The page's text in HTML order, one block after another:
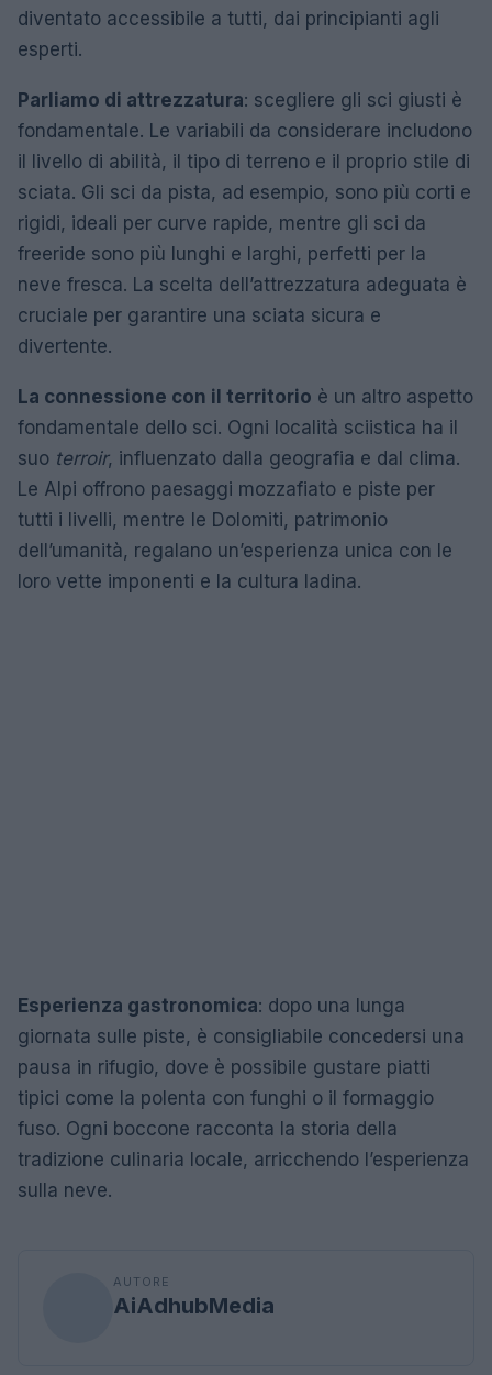
diventato accessibile a tutti, dai principianti agli
esperti.
Parliamo di attrezzatura: scegliere gli sci giusti è
fondamentale. Le variabili da considerare includono
il livello di abilità, il tipo di terreno e il proprio stile di
sciata. Gli sci da pista, ad esempio, sono più corti e
rigidi, ideali per curve rapide, mentre gli sci da
freeride sono più lunghi e larghi, perfetti per la
neve fresca. La scelta dell’attrezzatura adeguata è
cruciale per garantire una sciata sicura e
divertente.
La connessione con il territorio è un altro aspetto
fondamentale dello sci. Ogni località sciistica ha il
suo terroir, influenzato dalla geografia e dal clima.
Le Alpi offrono paesaggi mozzafiato e piste per
tutti i livelli, mentre le Dolomiti, patrimonio
dell’umanità, regalano un’esperienza unica con le
loro vette imponenti e la cultura ladina.
Esperienza gastronomica: dopo una lunga
giornata sulle piste, è consigliabile concedersi una
pausa in rifugio, dove è possibile gustare piatti
tipici come la polenta con funghi o il formaggio
fuso. Ogni boccone racconta la storia della
tradizione culinaria locale, arricchendo l’esperienza
sulla neve.
AUTORE
AiAdhubMedia